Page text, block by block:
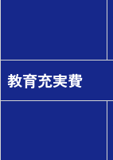
教育充実費